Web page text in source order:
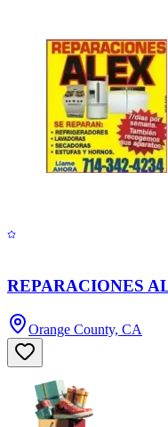
REPARACIONES
Orange County, CA